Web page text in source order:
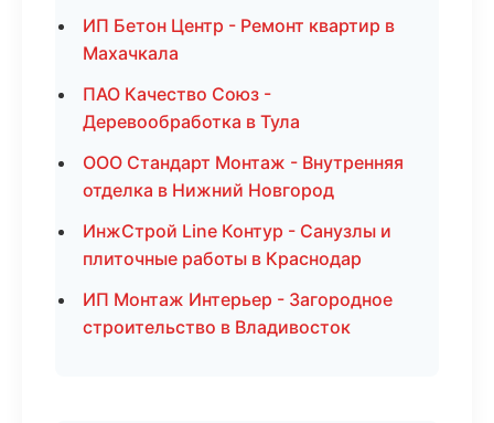
ИП Бетон Центр - Ремонт квартир в
Махачкала
ПАО Качество Союз -
Деревообработка в Тула
ООО Стандарт Монтаж - Внутренняя
отделка в Нижний Новгород
ИнжСтрой Line Контур - Санузлы и
плиточные работы в Краснодар
ИП Монтаж Интерьер - Загородное
строительство в Владивосток